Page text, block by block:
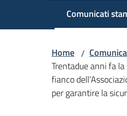
Comunicati
Menu
Home /
Trentadue anni fa
fianco
per garantire la